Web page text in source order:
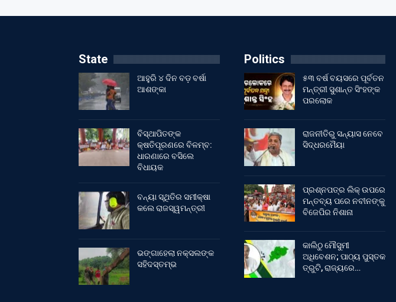
State
ଆହୁରି ୪ ଦିନ ବଡ଼ ବର୍ଷା
ଆଶଙ୍କା
ବିସ୍ଥାପିତଙ୍କ
କ୍ଷତିପୂରଣରେ ବିଳମ୍ବ:
ଧାରଣାରେ ବସିଲେ
ବିଧାୟକ
ବନ୍ୟା ସ୍ଥିତିର ସମୀକ୍ଷା
କଲେ ରାଜସ୍ୱମନ୍ତ୍ରୀ
ଭଙ୍ଗାହେଲା ନକ୍ସଲଙ୍କ
ସହିଦସ୍ତମ୍ଭ
Politics
୫୩ ବର୍ଷ ବୟସରେ ପୂର୍ବତନ
ମନ୍ତ୍ରୀ ସୁଶାନ୍ତ ସିଂହଙ୍କ
ପରଲୋକ
ରାଜନୀତିରୁ ସନ୍ୟାସ ନେବେ
ସିଦ୍ଧରମୈୟା
ପ୍ରଶ୍ନପତ୍ର ଲିକ୍ ଉପରେ
ମନ୍ତବ୍ୟ ପରେ ନବୀନଙ୍କୁ
ବିଜେପିର ନିଶାନା
କାଲିଠୁ ମୌସୁମୀ
ଅଧିବେଶନ; ପାଠ୍ୟ ପୁସ୍ତକ
ତ୍ରୁଟି, ରାଜ୍ୟରେ…